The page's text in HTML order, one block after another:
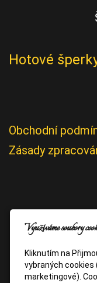
Hotové
Obchodní
Zásady
Využíváme soubory
Kliknutím na
vybraných
marketingové).